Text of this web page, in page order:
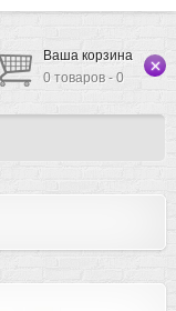
Ваша корзина
0 товаров - 0